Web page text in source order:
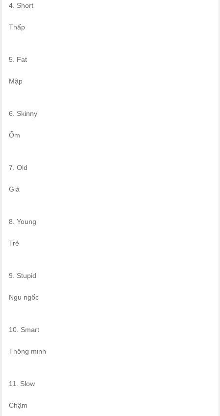
4. Short
Thấp
5. Fat
Mập
6. Skinny
Ốm
7. Old
Già
8. Young
Trẻ
9. Stupid
Ngu ngốc
10. Smart
Thông minh
11. Slow
Chậm